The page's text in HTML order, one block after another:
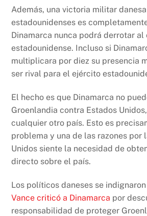
Además, una victoria militar
estadounidenses es
Dinamarca nunca podrá derrotar al
estadounidense. Incluso si
multiplicara por diez su presencia
ser rival para el ejército
El hecho es que Dinamarca no
Groenlandia contra Estados
cualquier otro país. Esto es
problema y una de las razones por
Unidos siente la necesidad de
directo sobre el país.
Los políticos daneses se
Vance criticó a Dinamarca por
responsabilidad de proteger